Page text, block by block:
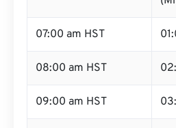
07:00 am HST
08:00 am HST
09:00 am HST